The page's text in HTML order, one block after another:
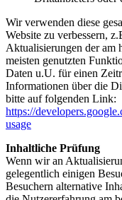
Wir verwenden diese
Website zu verbessern,
Aktualisierungen der am
meisten genutzten
Daten u.U. für einen
Informationen über die
bitte auf folgenden Link:
https://
usage
Inhaltliche Prüfung
Wenn wir an
gelegentlich einigen
Besuchern alternative